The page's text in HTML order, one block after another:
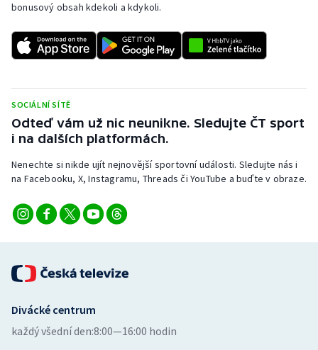
Stolní tenis
Triatlon
Veslování
Vodní slalom
Ostatní
bonusový obsah kdekoli a kdykoli.
SOCIÁLNÍ SÍTĚ
Odteď vám už nic neunikne. Sledujte ČT sport
i na dalších platformách.
Nenechte si nikde ujít nejnovější sportovní události. Sledujte nás i
na Facebooku, X, Instagramu, Threads či YouTube a buďte v obraze.
Divácké centrum
každý všední den:8:00—16:00 hodin